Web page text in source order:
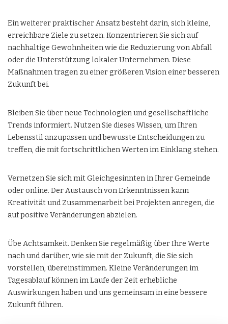
Ein weiterer praktischer Ansatz besteht darin, sich kleine,
erreichbare Ziele zu setzen. Konzentrieren Sie sich auf
nachhaltige Gewohnheiten wie die Reduzierung von Abfall
oder die Unterstützung lokaler Unternehmen. Diese
Maßnahmen tragen zu einer größeren Vision einer besseren
Zukunft bei.
Bleiben Sie über neue Technologien und gesellschaftliche
Trends informiert. Nutzen Sie dieses Wissen, um Ihren
Lebensstil anzupassen und bewusste Entscheidungen zu
treffen, die mit fortschrittlichen Werten im Einklang stehen.
Vernetzen Sie sich mit Gleichgesinnten in Ihrer Gemeinde
oder online. Der Austausch von Erkenntnissen kann
Kreativität und Zusammenarbeit bei Projekten anregen, die
auf positive Veränderungen abzielen.
Übe Achtsamkeit. Denken Sie regelmäßig über Ihre Werte
nach und darüber, wie sie mit der Zukunft, die Sie sich
vorstellen, übereinstimmen. Kleine Veränderungen im
Tagesablauf können im Laufe der Zeit erhebliche
Auswirkungen haben und uns gemeinsam in eine bessere
Zukunft führen.